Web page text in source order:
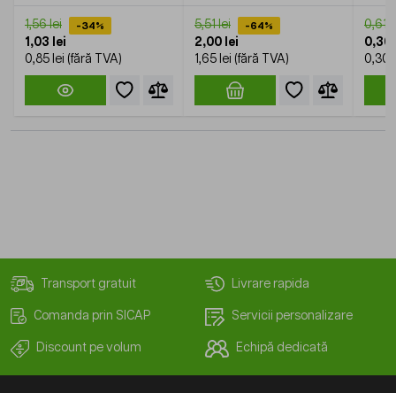
1,56 lei -34%
1,03 lei
0,85 lei
5,51 lei -64%
2,00 lei
1,65 lei
0,61
0,36
0,30
Transport gratuit Livrare rapida
Comanda prin SICAP Servicii personalizare
Discount pe volum Echipă dedicată